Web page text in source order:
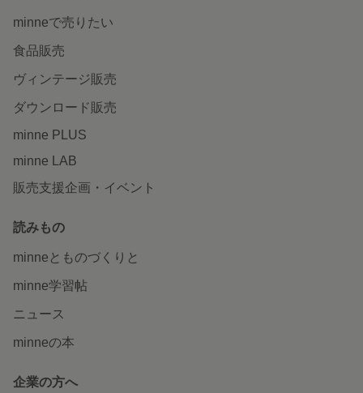
minneで売りたい
食品販売
ヴィンテージ販売
ダウンロード販売
minne PLUS
minne LAB
販売支援企画・イベント
読みもの
minneとものづくりと
minne学習帖
ニュース
minneの本
企業の方へ